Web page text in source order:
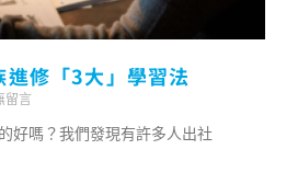
修「3大」學習法
留言
嗎？我們發現有許多人出社